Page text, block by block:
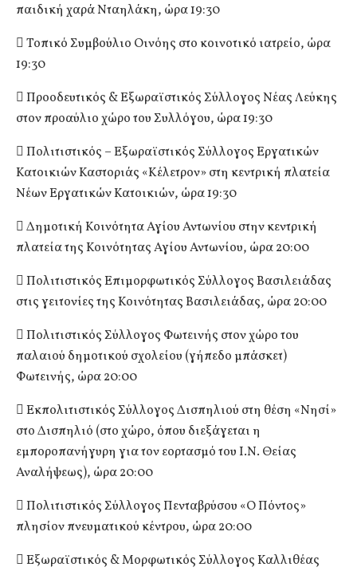
παιδική χαρά Νταηλάκη, ώρα 19:30
 Τοπικό Συμβούλιο Οινόης στο κοινοτικό ιατρείο, ώρα
19:30
 Προοδευτικός & Εξωραϊστικός Σύλλογος Νέας Λεύκης
στον προαύλιο χώρο του Συλλόγου, ώρα 19:30
 Πολιτιστικός – Εξωραϊστικός Σύλλογος Εργατικών
Κατοικιών Καστοριάς «Κέλετρον» στη κεντρική πλατεία
Νέων Εργατικών Κατοικιών, ώρα 19:30
 Δημοτική Κοινότητα Αγίου Αντωνίου στην κεντρική
πλατεία της Κοινότητας Αγίου Αντωνίου, ώρα 20:00
 Πολιτιστικός Επιμορφωτικός Σύλλογος Βασιλειάδας
στις γειτονίες της Κοινότητας Βασιλειάδας, ώρα 20:00
 Πολιτιστικός Σύλλογος Φωτεινής στον χώρο του
παλαιού δημοτικού σχολείου (γήπεδο μπάσκετ)
Φωτεινής, ώρα 20:00
 Εκπολιτιστικός Σύλλογος Δισπηλιού στη θέση «Νησί»
στο Δισπηλιό (στο χώρο, όπου διεξάγεται η
εμποροπανήγυρη για τον εορτασμό του Ι.Ν. Θείας
Αναλήψεως), ώρα 20:00
 Πολιτιστικός Σύλλογος Πενταβρύσου «Ο Πόντος»
πλησίον πνευματικού κέντρου, ώρα 20:00
 Εξωραϊστικός & Μορφωτικός Σύλλογος Καλλιθέας